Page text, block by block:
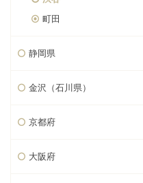
町田
静岡県
金沢（石川県）
京都府
大阪府